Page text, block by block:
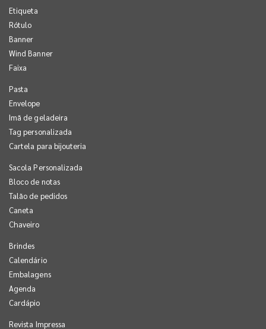
Etiqueta
Rótulo
Banner
Wind Banner
Faixa
Pasta
Envelope
Imã de geladeira
Tag personalizada
Cartela para bijouteria
Sacola Personalizada
Bloco de notas
Talão de pedidos
Caneta
Chaveiro
Brindes
Calendário
Embalagens
Agenda
Cardápio
Revista Impressa